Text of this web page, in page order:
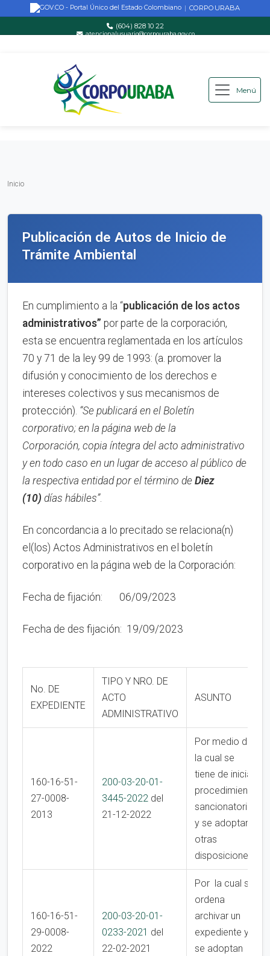
Saltar al contenido principal
| CORPOURABA
(604) 828 10 22
atencionalusuario@corpouraba.gov.co
Menú
Inicio
Publicación de Autos de Inicio de
Trámite Ambiental
En cumplimiento a la “publicación de los actos
administrativos” por parte de la corporación,
esta se encuentra reglamentada en los artículos
70 y 71 de la ley 99 de 1993: (a. promover la
difusión y conocimiento de los derechos e
intereses colectivos y sus mecanismos de
protección). “Se publicará en el Boletín
corporativo; en la página web de la
Corporación, copia íntegra del acto administrativo
y en todo caso en un lugar de acceso al público de
la respectiva entidad por el término de Diez
(10) días hábiles”.
En concordancia a lo precitado se relaciona(n)
el(los) Actos Administrativos en el boletín
corporativo en la página web de la Corporación:
Fecha de fijación: 06/09/2023
Fecha de des fijación: 19/09/2023
No. DE
EXPEDIENTE
TIPO Y NRO. DE
ACTO
ADMINISTRATIVO
ASUNTO
160-16-51-
27-0008-
2013
200-03-20-01-
3445-2022del
21-12-2022
Por medio de
la cual se
tiene de iniciar
procedimiento
sancionatorio
y se adoptan
otras
disposiciones
160-16-51-
29-0008-
2022
200-03-20-01-
0233-2021 del
22-02-2021
Por la cual se
ordena
archivar un
expediente y
se adoptan